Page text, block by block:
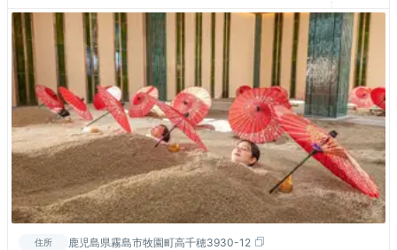
住所 鹿児島県霧島市牧園町高千穂3930-12